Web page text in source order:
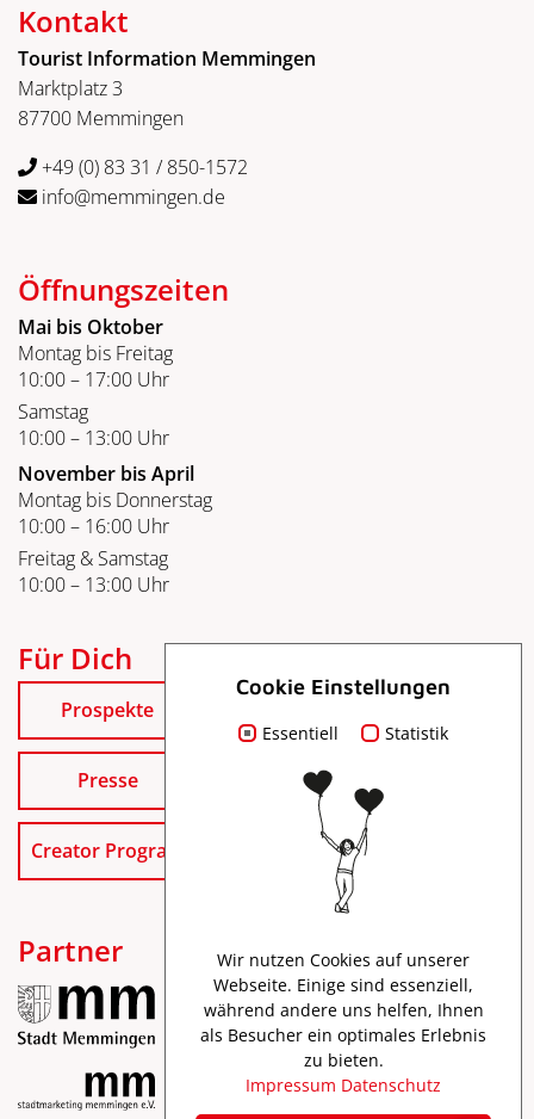
Kontakt
Tourist Information Memmingen
Marktplatz 3
87700 Memmingen
+49 (0) 83 31 / 850-1572
info@memmingen.de
Öffnungszeiten
Mai bis Oktober
Montag bis Freitag
10:00 – 17:00 Uhr
Samstag
10:00 – 13:00 Uhr
November bis April
Montag bis Donnerstag
10:00 – 16:00 Uhr
Freitag & Samstag
10:00 – 13:00 Uhr
Für Dich
Prospekte
Presse
Creator Program
Partner
Cookie Einstellungen
Essentiell Statistik
Wir nutzen Cookies auf unserer
Webseite. Einige sind essenziell,
während andere uns helfen, Ihnen
als Besucher ein optimales Erlebnis
zu bieten.
Impressum Datenschutz